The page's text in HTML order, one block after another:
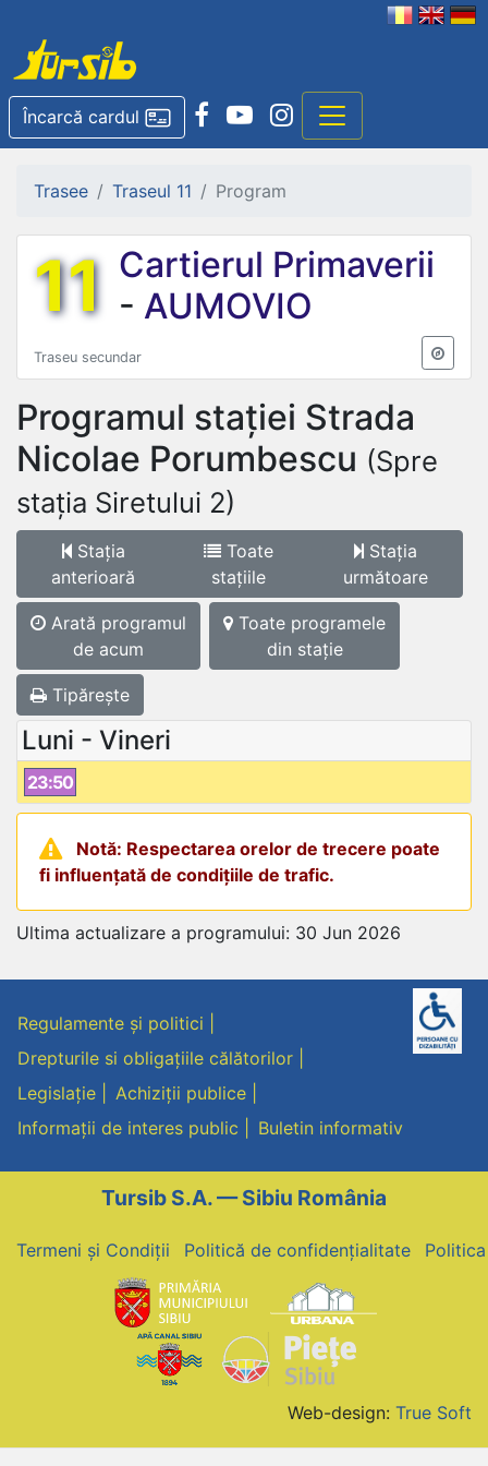
Încarcă cardul
Trasee Traseul 11 Program
11 Cartierul Primaverii
- AUMOVIO
Traseu secundar
Programul stației Strada
Nicolae Porumbescu (Spre
stația Siretului 2)
Stația
anterioară
Toate
stațiile
Stația
următoare
Arată programul
de acum
Toate programele
din stație
Tipărește
Luni - Vineri
23:50
Notă: Respectarea orelor de trecere poate
fi influențată de condițiile de trafic.
Ultima actualizare a programului: 30 Jun 2026
Regulamente și politici
Drepturile si obligațiile călătorilor
Legislație
Achiziții publice
Informații de interes public
Buletin informativ
Tursib S.A. — Sibiu România
Termeni și Condiții Politică de confidențialitate
Web-design: True Soft